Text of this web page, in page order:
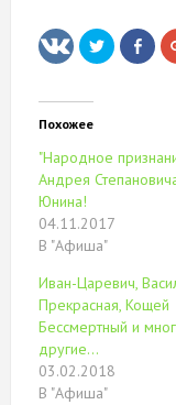
Нажмите,
чтобы
Похожее
"Народное
Андрея
Юнина!
04.11.2017
В "Афиша"
Иван-Царевич,
Прекрасная, Кощей
Бессмертный и
другие...
03.02.2018
В "Афиша"